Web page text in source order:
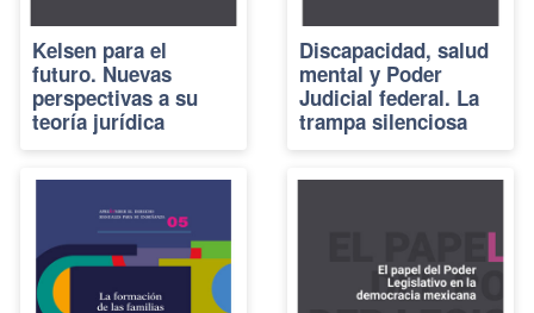
Kelsen para el
futuro. Nuevas
perspectivas a su
teoría jurídica
Discapacidad, salud
mental y Poder
Judicial federal. La
trampa silenciosa